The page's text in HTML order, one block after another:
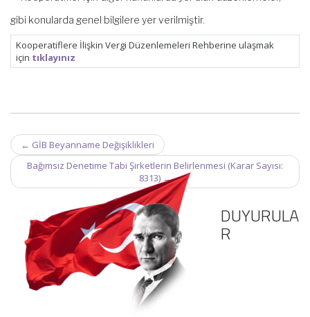
gibi konularda genel bilgilere yer verilmiştir.
Kooperatiflere İlişkin Vergi Düzenlemeleri Rehberine ulaşmak
için tıklayınız
Post
navigation
← GİB Beyanname Değişiklikleri
Bağımsız Denetime Tabi Şirketlerin Belirlenmesi (Karar Sayısı:
8313) →
DUYURULA
R